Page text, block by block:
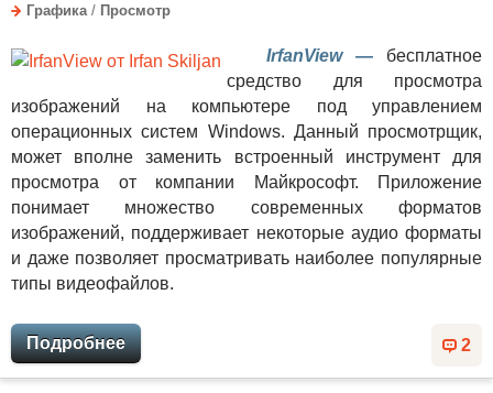
Графика / Просмотр
IrfanView — бесплатное
средство для просмотра
изображений на компьютере под управлением
операционных систем Windows. Данный просмотрщик,
может вполне заменить встроенный инструмент для
просмотра от компании Майкрософт. Приложение
понимает множество современных форматов
изображений, поддерживает некоторые аудио форматы
и даже позволяет просматривать наиболее популярные
типы видеофайлов.
2
Подробнее